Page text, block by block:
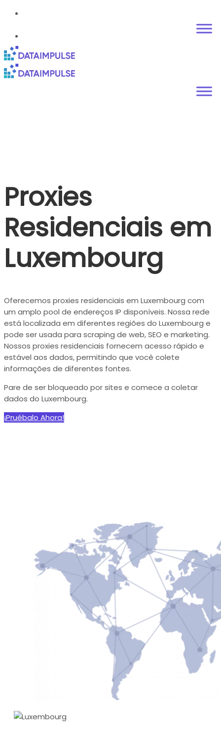
Proxies
Residenciais em
Luxembourg
Oferecemos proxies residenciais em Luxembourg com
um amplo pool de endereços IP disponíveis. Nossa rede
está localizada em diferentes regiões do Luxembourg e
pode ser usada para scraping de web, SEO e marketing.
Nossos proxies residenciais fornecem acesso rápido e
estável aos dados, permitindo que você colete
informações de diferentes fontes.
Pare de ser bloqueado por sites e comece a coletar
dados do Luxembourg.
¡Pruébalo Ahora!